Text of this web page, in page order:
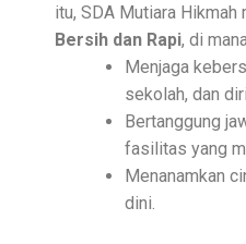
itu, SDA Mutiara Hikmah
Bersih dan Rapi, di
Menjaga
sekolah, dan
Bertanggung
fasilitas yang
Menanamkan
dini.